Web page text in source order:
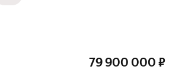
79 900 000 ₽